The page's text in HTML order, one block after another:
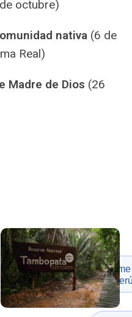
octubre)
nativa (6 de
Real)
Madre de Dios (26
en